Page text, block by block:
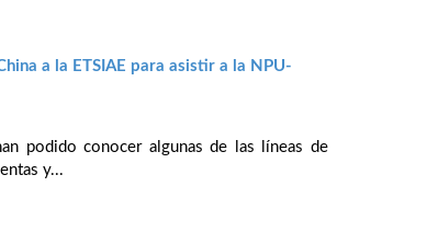
a la ETSIAE para asistir a la NPU-
podido conocer algunas de las líneas de
y...